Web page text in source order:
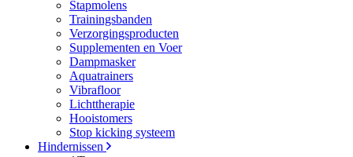
Stapmolens
Trainingsbanden
Verzorgingsproducten
Supplementen en Voer
Dampmasker
Aquatrainers
Vibrafloor
Lichttherapie
Hooistomers
Stop kicking systeem
Hindernissen